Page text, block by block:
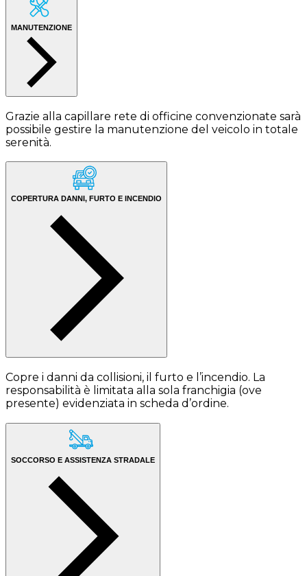
MANUTENZIONE
Grazie alla capillare rete di officine convenzionate sarà
possibile gestire la manutenzione del veicolo in totale
serenità.
COPERTURA DANNI, FURTO E INCENDIO
Copre i danni da collisioni, il furto e l’incendio. La
responsabilità è limitata alla sola franchigia (ove
presente) evidenziata in scheda d’ordine.
SOCCORSO E ASSISTENZA STRADALE